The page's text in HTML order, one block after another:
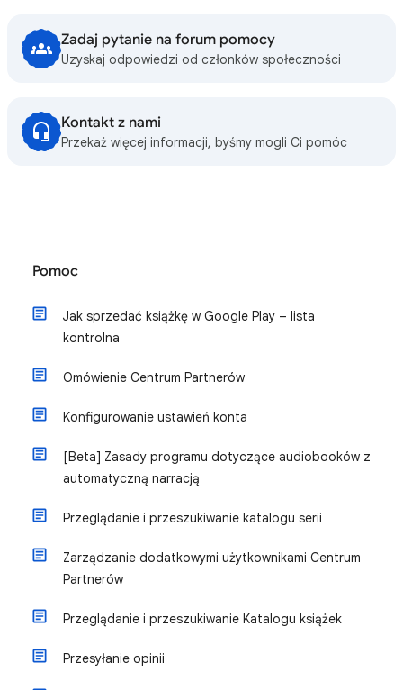
Zadaj pytanie na forum pomocy
Uzyskaj odpowiedzi od członków społeczności
Kontakt z nami
Przekaż więcej informacji, byśmy mogli Ci pomóc
Pomoc
Jak sprzedać książkę w Google Play – lista
kontrolna
Omówienie Centrum Partnerów
Konfigurowanie ustawień konta
[Beta] Zasady programu dotyczące audiobooków z
automatyczną narracją
Przeglądanie i przeszukiwanie katalogu serii
Zarządzanie dodatkowymi użytkownikami Centrum
Partnerów
Przeglądanie i przeszukiwanie Katalogu książek
Przesyłanie opinii